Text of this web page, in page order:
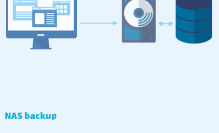
NAS backup